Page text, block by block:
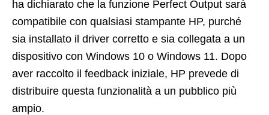
ha dichiarato che la funzione Perfect Output sarà
compatibile con qualsiasi stampante HP, purché
sia installato il driver corretto e sia collegata a un
dispositivo con Windows 10 o Windows 11. Dopo
aver raccolto il feedback iniziale, HP prevede di
distribuire questa funzionalità a un pubblico più
ampio.